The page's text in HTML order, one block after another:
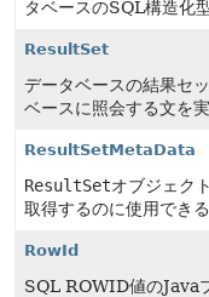
タベースのSQL構造化
ResultSet
データベースの結果セ
ベースに照会する文を
ResultSetMetaData
ResultSetオブジェク
取得するのに使用でき
RowId
SQL ROWID値のJava